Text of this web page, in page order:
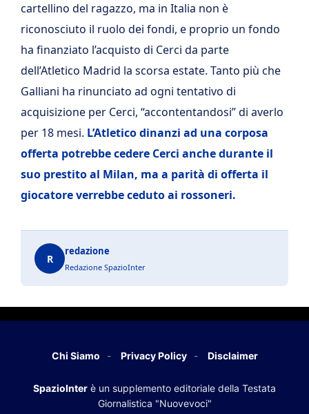
cartellino del ragazzo, ma in Italia non è
riconosciuto il ruolo dei fondi, e proprio un fondo
ha finanziato l’acquisto di Cerci da parte
dell’Atletico Madrid la scorsa estate. Tanto più che
Galliani ha rinunciato ad ogni tentativo di
acquisizione per Cerci, “accontentandosi” di averlo
per 18 mesi. L’Atletico dinanzi ad una corposa
offerta potrebbe cedere Cerci anche durante il
suo prestito al Milan, ma a parità di offerta il
giocatore verrebbe ceduto ai rossoneri.
R
redazione
Redazione SpazioInter
Chi Siamo Privacy Policy Disclaimer
SpazioInter è un supplemento editoriale della Testata
Giornalistica "Nuovevoci"